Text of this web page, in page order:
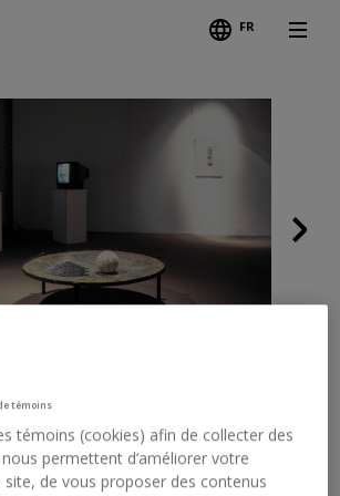
FR
/
témoins
témoins (cookies) afin de collecter des
permettent d’améliorer votre
site, de vous proposer des contenus